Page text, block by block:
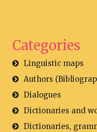
Categories
Linguistic maps
Authors
Dialogues
Dictionaries and
Dictionaries,